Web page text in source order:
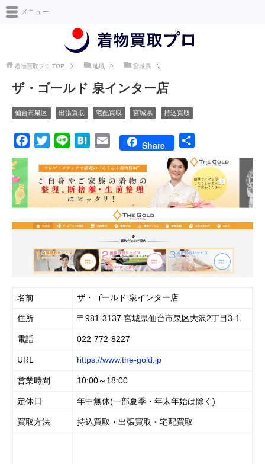
日本最大級の着物買取情報サイト [着物買取プロ]
メニュー
着物買取プロ TOP 地域 宮城県
ザ・ゴールド 泉インター店
仙台市泉区 出張買取 宅配買取 宮城県 持込買取
b
o
k
i
t
r
n
e
t
e
n
a
i
Share
有
名前 ザ・ゴールド 泉インター店
住所 〒981-3137 宮城県仙台市泉区大沢2丁目3-1
電話 022-772-8227
URL https://www.the-gold.jp
営業時間 10:00～18:00
定休日 年中無休(一部夏季・年末年始は除く)
買取方法 持込買取・出張買取・宅配買取